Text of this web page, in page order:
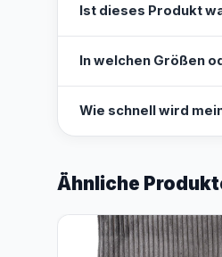
Ist dieses Produkt
In welchen Größen
Wie schnell wird
Ähnliche